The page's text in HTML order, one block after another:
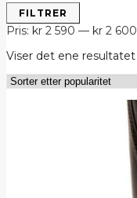
Min.
pris
Makspris
FILTRER
Pris: kr 2 590 — kr 2 600
Viser det ene resultatet